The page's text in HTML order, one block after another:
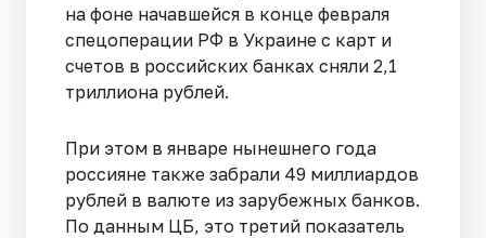
на фоне начавшейся в конце февраля
спецоперации РФ в Украине с карт и
счетов в российских банках сняли 2,1
триллиона рублей.
При этом в январе нынешнего года
россияне также забрали 49 миллиардов
рублей в валюте из зарубежных банков.
По данным ЦБ, это третий показатель